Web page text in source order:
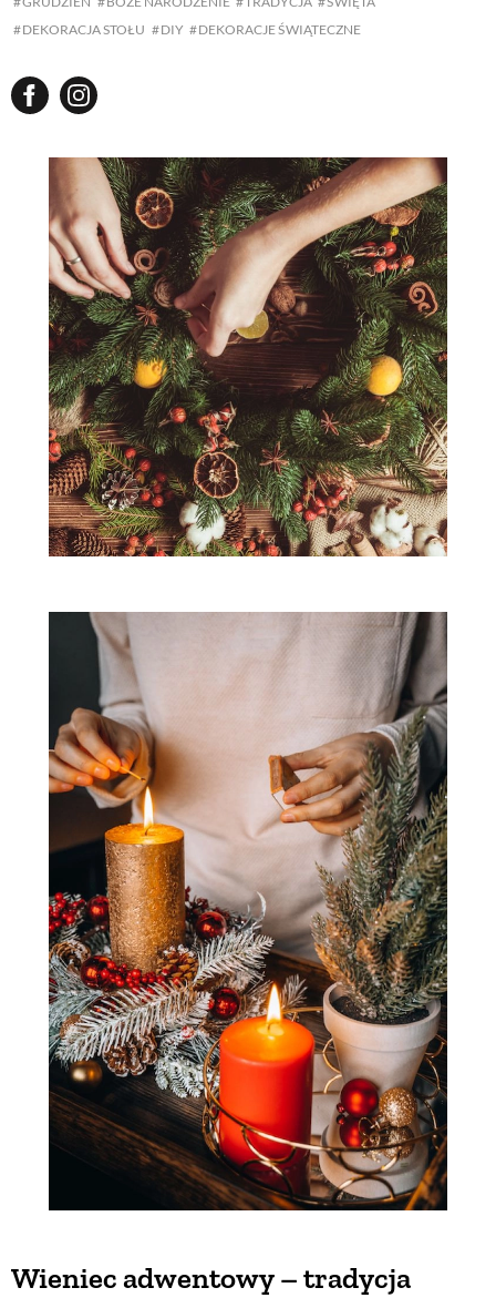
DEKORACJA STOŁU
DIY DEKORACJE ŚWIĄTECZNE
Wieniec adwentowy – tradycja